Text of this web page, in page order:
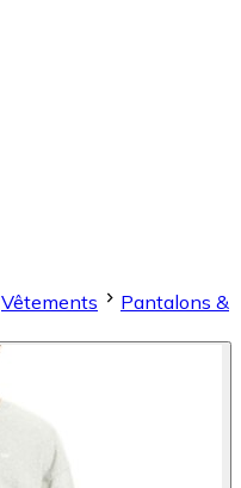
Vêtements
Pantalons &